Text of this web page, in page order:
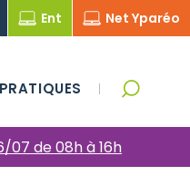
Ent Net Yparéo
07 de 08h à 16h